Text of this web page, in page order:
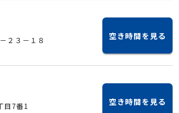
２３－１８ 空き時間を見る
目7番1 空き時間を見る